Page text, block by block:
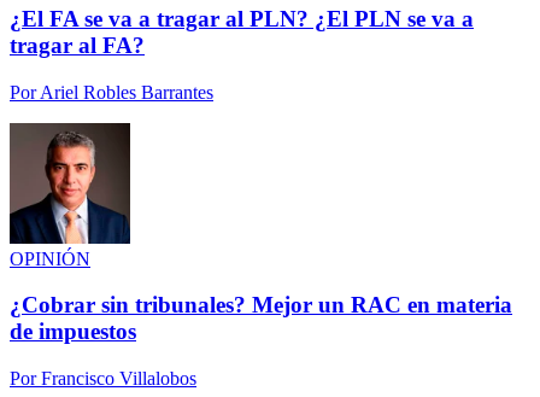
¿El FA se va a tragar al PLN? ¿El PLN se va a
tragar al FA?
PorAriel Robles Barrantes
OPINIÓN
¿Cobrar sin tribunales? Mejor un RAC en materia
de impuestos
PorFrancisco Villalobos